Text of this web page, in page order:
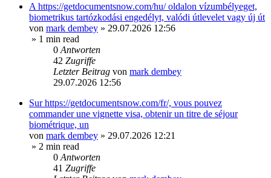
A https://getdocumentsnow.com/hu/ oldalon vízumbélyeget,
biometrikus tartózkodási engedélyt, valódi útlevelet vagy új út
von mark dembey » 29.07.2026 12:56
» 1 min read
0 Antworten
42 Zugriffe
Letzter Beitrag von mark dembey
29.07.2026 12:56
Sur https://getdocumentsnow.com/fr/, vous pouvez
commander une vignette visa, obtenir un titre de séjour
biométrique, un
von mark dembey » 29.07.2026 12:21
» 2 min read
0 Antworten
41 Zugriffe